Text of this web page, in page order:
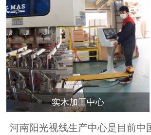
实木加工中心
河南阳光视线生产中心是目前